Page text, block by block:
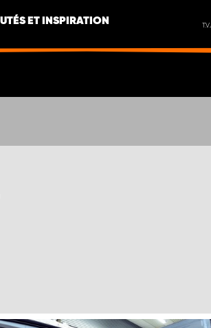
ET INSPIRATION